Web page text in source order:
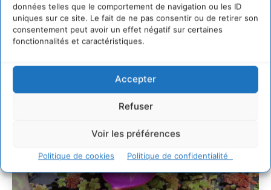
données telles que le comportement de navigation ou les ID
uniques sur ce site. Le fait de ne pas consentir ou de retirer son
consentement peut avoir un effet négatif sur certaines
fonctionnalités et caractéristiques.
Accepter
Refuser
Voir les préférences
Politique de cookies Politique de confidentialité